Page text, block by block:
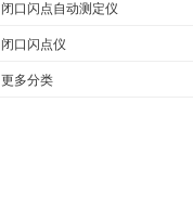
闭口闪点自动测定仪
闭口闪点仪
更多分类